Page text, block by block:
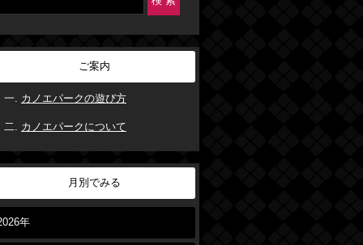
ご案内
カノエパークの遊び方
カノエパークについて
月別でみる
年